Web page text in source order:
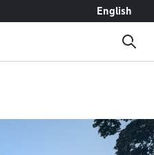
English